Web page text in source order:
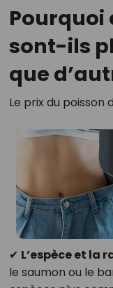
Pourquoi
sont-ils
que
Le prix du poisson
✔ L’espèce et la
le saumon ou le